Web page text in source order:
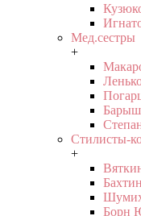
Мед.сестры
+
Стилисты-
+
Борн